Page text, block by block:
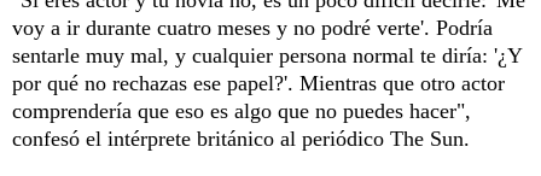
voy a ir durante cuatro meses y no podré verte'. Podría
sentarle muy mal, y cualquier persona normal te diría: '¿Y
por qué no rechazas ese papel?'. Mientras que otro actor
comprendería que eso es algo que no puedes hacer",
confesó el intérprete británico al periódico The Sun.